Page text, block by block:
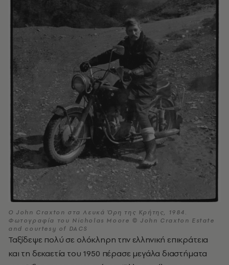
Ο John Craxton στα Λευκά Όρη της Κρήτης, 1984.
Φωτογραφία του Nicholas Moore © John Craxton Estate
and courtesy of DACS
Ταξίδεψε πολύ σε ολόκληρη την ελληνική επικράτεια
και τη δεκαετία του 1950 πέρασε μεγάλα διαστήματα